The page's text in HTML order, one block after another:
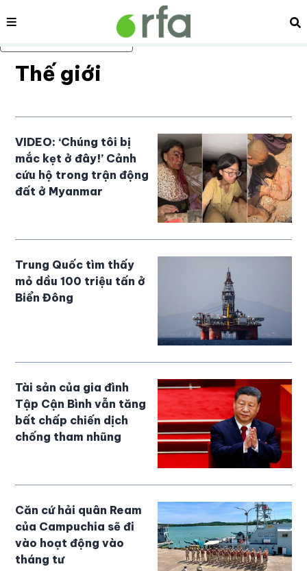
Bỏ qua nội dung chính
Nội dung
Thế giới
VIDEO: ‘Chúng tôi bị
mắc kẹt ở đây!’ Cảnh
cứu hộ trong trận động
đất ở Myanmar
Trung Quốc tìm thấy
mỏ dầu 100 triệu tấn ở
Biển Đông
Tài sản của gia đình
Tập Cận Bình vẫn tăng
bất chấp chiến dịch
chống tham nhũng
Căn cứ hải quân Ream
của Campuchia sẽ đi
vào hoạt động vào
tháng tư